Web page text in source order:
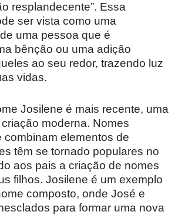
resplandecente”. Essa
ser vista como uma
uma pessoa que é
bênção ou uma adição
ao seu redor, trazendo luz
vidas.
Josilene é mais recente, uma
moderna. Nomes
combinam elementos de
têm se tornado populares no
aos pais a criação de nomes
filhos. Josilene é um exemplo
composto, onde José e
para formar uma nova